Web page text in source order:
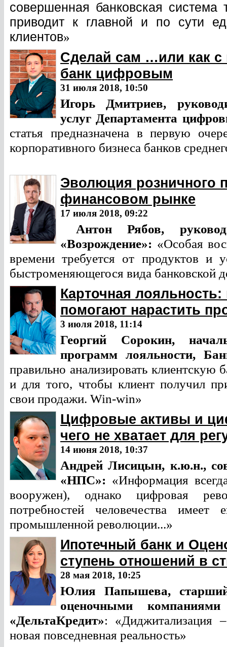
совершенная банковская
приводит к главной и по сути
клиентов»
Сделай сам …или как с
банк цифровым
31 июля 2018, 10:50
Игорь Дмитриев,
услуг Департамента
статья предназначена в первую
корпоративного бизнеса банков
Эволюция розничного
финансовом рынке
17 июля 2018, 09:22
Антон Рябов,
«Возрождение»: «Особая
времени требуется от продуктов и
быстроменяющегося вида банковской
Карточная лояльность:
помогают нарастить
3 июля 2018, 11:14
Георгий Сорокин,
программ лояльности,
правильно анализировать клиентскую
и для того, чтобы клиент получил
свои продажи. Win-win»
Цифровые активы и
чего не хватает для
14 июня 2018, 10:37
Андрей Лисицын, к.ю.н.,
«НПС»: «Информация
вооружен), однако цифровая
потребностей человечества
промышленной революции...»
Ипотечный банк и
ступень отношений в
28 мая 2018, 10:25
Юлия Папышева,
оценочными компаниями
«ДельтаКредит»: «Диджитализация
новая повседневная реальность»